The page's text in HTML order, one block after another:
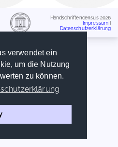
verwendet ein
um die Nutzung
zu können.
Handschriftencensus 2026
Impressum
Datenschutzerklärung